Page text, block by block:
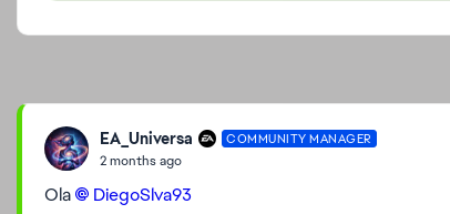
EA_Universa COMMUNITY MANAGER
2 months ago
Ola DiegoSlva93​